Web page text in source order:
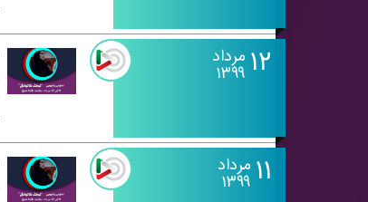
۱۲ مرداد
۱۳۹۹
۱۱ مرداد
۱۳۹۹